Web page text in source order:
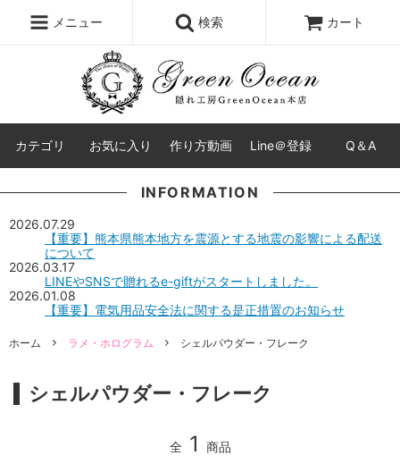
メニュー 検索 カート
カテゴリ お気に入り 作り方動画 Line＠登録 Q＆A
INFORMATION
2026.07.29
【重要】熊本県熊本地方を震源とする地震の影響による配送
について
2026.03.17
LINEやSNSで贈れるe-giftがスタートしました。
2026.01.08
【重要】電気用品安全法に関する是正措置のお知らせ
ホーム ラメ・ホログラム シェルパウダー・フレーク
シェルパウダー・フレーク
全 1 商品
シリコンモールド